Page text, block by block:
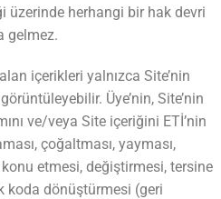
üzerinde herhangi bir hak devri
gelmez.
içerikleri yalnızca Site’nin
Üye’nin, Site’nin
ve/veya Site içeriğini ETİ’nin
çoğaltması, yayması,
etmesi, değiştirmesi, tersine
koda dönüştürmesi (geri